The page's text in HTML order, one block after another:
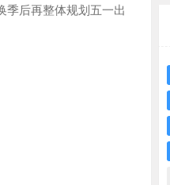
季后再整体规划五一出